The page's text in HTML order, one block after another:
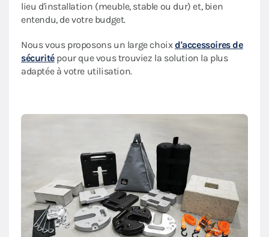
lieu d'installation (meuble, stable ou dur) et, bien
entendu, de votre budget.
Nous vous proposons un large choixd'accessoires de
sécuritépour que vous trouviez la solution la plus
adaptée à votre utilisation.